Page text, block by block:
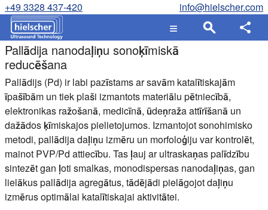
+49 3328 437-420 info@hielscher.com
Pallādija nanodaļiņu sonoķīmiskā
reducēšana
Pallādijs (Pd) ir labi pazīstams ar savām katalītiskajām
īpašībām un tiek plaši izmantots materiālu pētniecībā,
elektronikas ražošanā, medicīnā, ūdeņraža attīrīšanā un
dažādos ķīmiskajos pielietojumos. Izmantojot sonohimisko
metodi, pallādija daļiņu izmēru un morfoloģiju var kontrolēt,
mainot PVP/Pd attiecību. Tas ļauj ar ultraskaņas palīdzību
sintezēt gan ļoti smalkas, monodispersas nanodaļiņas, gan
lielākus pallādija agregātus, tādējādi pielāgojot daļiņu
izmērus optimālai katalītiskajai aktivitātei.